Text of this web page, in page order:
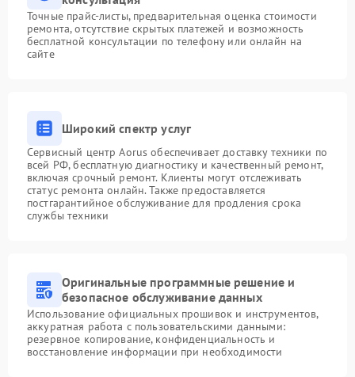
Точные прайс-листы, предварительная оценка стоимости
ремонта, отсутствие скрытых платежей и возможность
бесплатной консультации по телефону или онлайн на
сайте
Широкий спектр услуг
Сервисный центр Aorus обеспечивает доставку техники по
всей РФ, бесплатную диагностику и качественный ремонт,
включая срочный ремонт. Клиенты могут отслеживать
статус ремонта онлайн. Также предоставляется
постгарантийное обслуживание для продления срока
службы техники
Оригинальные программные решение и
безопасное обслуживание данных
Использование официальных прошивок и инструментов,
аккуратная работа с пользовательскими данными:
резервное копирование, конфиденциальность и
восстановление информации при необходимости